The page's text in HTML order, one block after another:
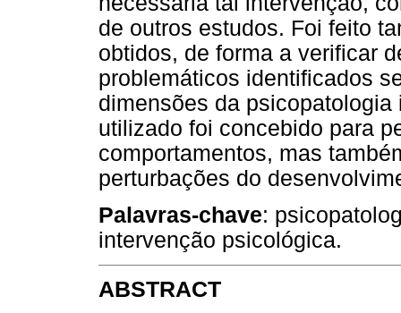
de outros estudos. Foi feito
obtidos, de forma a verificar
problemáticos identificados
dimensões da
utilizado foi concebido para
comportamentos, mas
perturbações do
Palavras-chave:
intervenção psicológica.
ABSTRACT